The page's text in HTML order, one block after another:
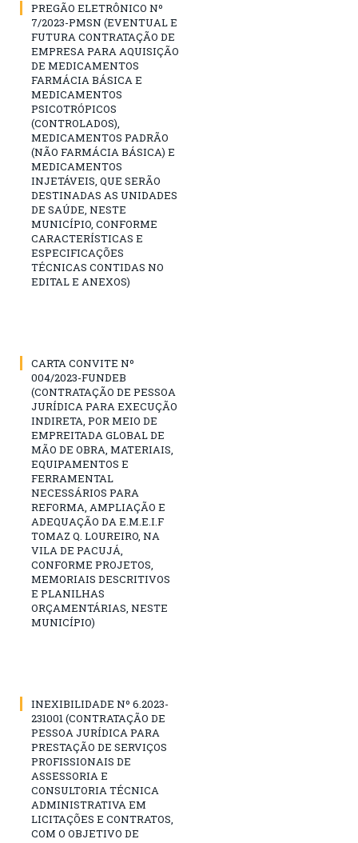
PREGÃO ELETRÔNICO Nº
7/2023-PMSN (EVENTUAL E
FUTURA CONTRATAÇÃO DE
EMPRESA PARA AQUISIÇÃO
DE MEDICAMENTOS
FARMÁCIA BÁSICA E
MEDICAMENTOS
PSICOTRÓPICOS
(CONTROLADOS),
MEDICAMENTOS PADRÃO
(NÃO FARMÁCIA BÁSICA) E
MEDICAMENTOS
INJETÁVEIS, QUE SERÃO
DESTINADAS AS UNIDADES
DE SAÚDE, NESTE
MUNICÍPIO, CONFORME
CARACTERÍSTICAS E
ESPECIFICAÇÕES
TÉCNICAS CONTIDAS NO
EDITAL E ANEXOS)
CARTA CONVITE Nº
004/2023-FUNDEB
(CONTRATAÇÃO DE PESSOA
JURÍDICA PARA EXECUÇÃO
INDIRETA, POR MEIO DE
EMPREITADA GLOBAL DE
MÃO DE OBRA, MATERIAIS,
EQUIPAMENTOS E
FERRAMENTAL
NECESSÁRIOS PARA
REFORMA, AMPLIAÇÃO E
ADEQUAÇÃO DA E.M.E.I.F
TOMAZ Q. LOUREIRO, NA
VILA DE PACUJÁ,
CONFORME PROJETOS,
MEMORIAIS DESCRITIVOS
E PLANILHAS
ORÇAMENTÁRIAS, NESTE
MUNICÍPIO)
INEXIBILIDADE Nº 6.2023-
231001 (CONTRATAÇÃO DE
PESSOA JURÍDICA PARA
PRESTAÇÃO DE SERVIÇOS
PROFISSIONAIS DE
ASSESSORIA E
CONSULTORIA TÉCNICA
ADMINISTRATIVA EM
LICITAÇÕES E CONTRATOS,
COM O OBJETIVO DE